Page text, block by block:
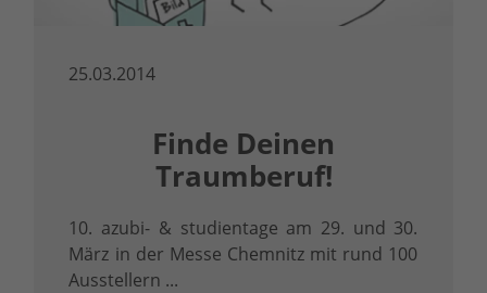
25.03.2014
Finde Deinen
Traumberuf!
10. azubi- & studientage am 29. und 30.
März in der Messe Chemnitz mit rund 100
Ausstellern ...